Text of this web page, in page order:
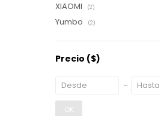
XIAOMI (2)
Yumbo (2)
Precio ($)
OK